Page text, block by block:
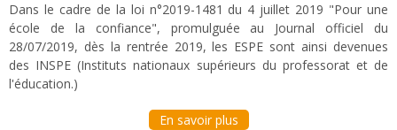
Dans le cadre de la loi n°2019-1481 du 4 juillet 2019 "Pour une
école de la confiance", promulguée au Journal officiel du
28/07/2019, dès la rentrée 2019, les ESPE sont ainsi devenues
des INSPE (Instituts nationaux supérieurs du professorat et de
l'éducation.)
En savoir plus